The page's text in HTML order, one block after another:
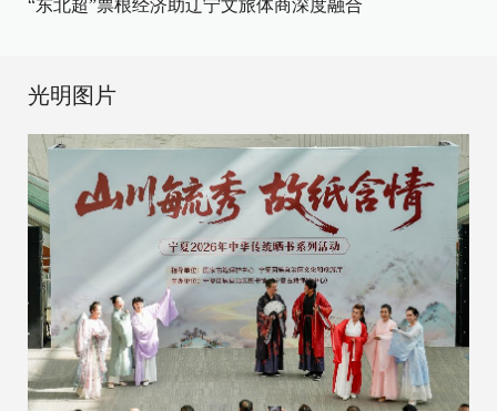
“东北超”票根经济助辽宁文旅体商深度融合
光明图片